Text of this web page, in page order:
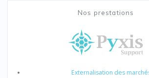
Nos prestations
Externalisation des